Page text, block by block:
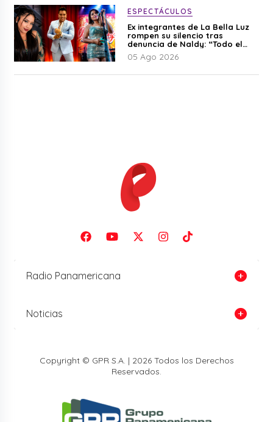
ESPECTÁCULOS
Ex integrantes de La Bella Luz
rompen su silencio tras
denuncia de Naldy: “Todo el
mundo lo sabía”
05 Ago 2026
Radio Panamericana
Noticias
Copyright © GPR S.A. | 2026 Todos los Derechos
Reservados.